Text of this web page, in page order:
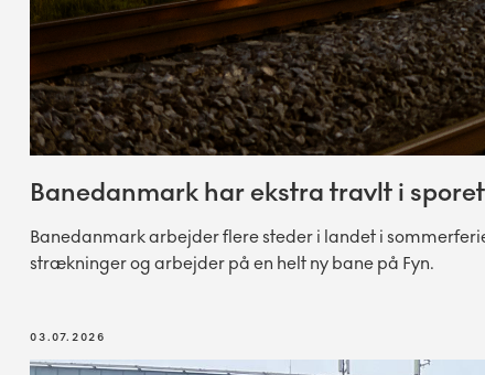
Banedanmark har ekstra travlt i
Banedanmark arbejder flere steder i landet i
strækninger og arbejder på en helt ny bane på Fyn.
03.07.2026